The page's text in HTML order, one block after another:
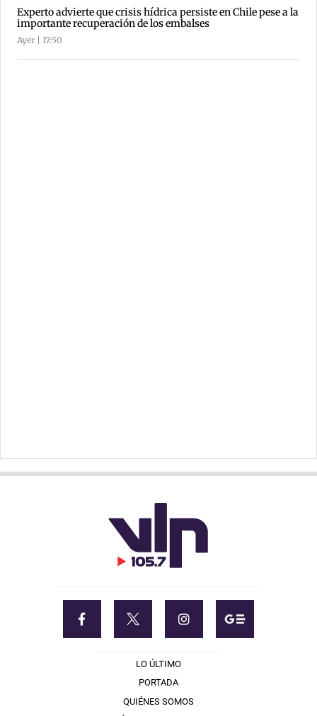
Experto advierte que crisis hídrica persiste en Chile pese a la
importante recuperación de los embalses
Ayer | 17:50
LO ÚLTIMO
PORTADA
QUIÉNES SOMOS